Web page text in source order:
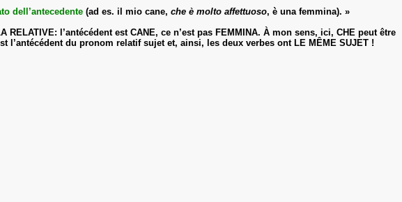
dell’antecedente (ad es. il mio cane, che è molto affettuoso, è una femmina). »
l’antécédent est CANE, ce n’est pas FEMMINA. À mon sens, ici, CHE peut être
du pronom relatif sujet et, ainsi, les deux verbes ont LE MÊME SUJET !